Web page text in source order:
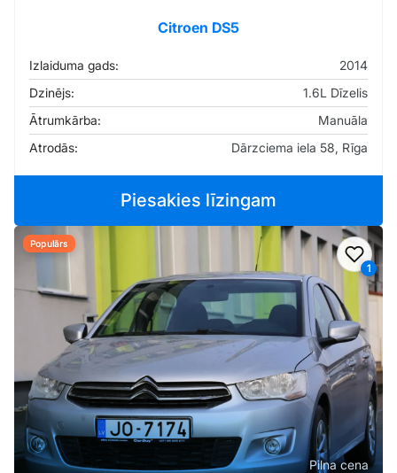
Citroen DS5
Izlaiduma gads:
2014
Dzinējs:
1.6L Dīzelis
Ātrumkārba:
Manuāla
Atrodās:
Dārzciema iela 58, Rīga
Piesakies līzingam
1
Populārs
Pilna cena